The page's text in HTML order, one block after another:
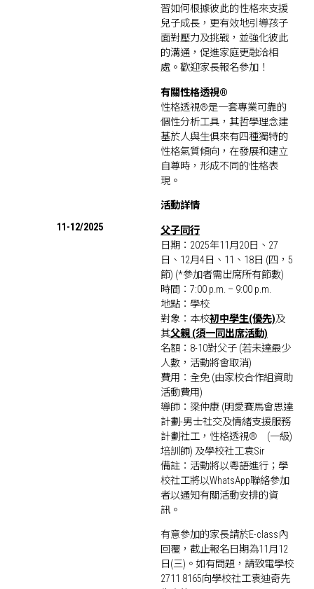
11-12/2025
習如何根據彼此的性格來支援
兒子成長 ，更有效地引導孩子
面對壓力及挑戰，並強化彼此
的溝通，促進家庭更融洽相
處。歡迎家長報名參加！
有關性格透視®
性格透視®是一套專業可靠的
個性分析工具，其哲學理念建
基於人與生俱來有四種獨特的
性格氣質傾向，在發展和建立
自尊時，形成不同的性格表
現。
活動詳情
父子同行
日期：2025年11月20日、27
日、12月4日、11、18日 (四，5
節) (*參加者需出席所有節數)
時間：7:00 p.m. – 9:00 p.m.
地點：學校
對象：本校初中學生(優先)及
其父親 (須一同出席活動)
名額：8-10對父子 (若未達最少
人數，活動將會取消)
費用：全免 (由家校合作組資助
活動費用)
導師：梁仲康 (明愛賽馬會思達
計劃-男士社交及情緒支援服務
計劃社工，性格透視® (一級)
培訓師) 及學校社工袁Sir
備註：活動將以粵語進行；學
校社工將以WhatsApp聯絡參加
者以通知有關活動安排的資
訊。
有意參加的家長請於E-class內
回覆，截止報名日期為11月12
日(三)。如有問題，請致電學校
2711 8165向學校社工袁迪奇先